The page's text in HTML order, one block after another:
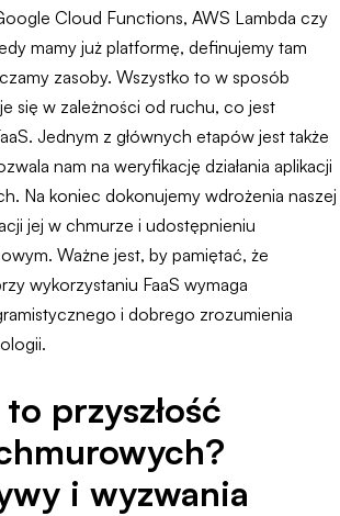
Cloud Functions, AWS Lambda czy
mamy już platformę, definujemy tam
zasoby. Wszystko to w sposób
się w zależności od ruchu, co jest
Jednym z głównych etapów jest także
nam na weryfikację działania aplikacji
Na koniec dokonujemy wdrożenia naszej
jej w chmurze i udostępnieniu
Ważne jest, by pamiętać, że
wykorzystaniu FaaS wymaga
i dobrego zrozumienia
przyszłość
i wyzwania